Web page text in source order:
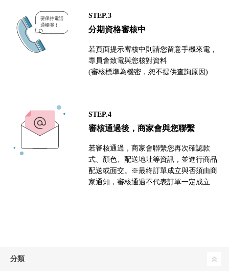
STEP.3
分期資格審核中
若頁面提示審核中則請您留意手機來電，
專員會致電與您核對資料
(審核標準為機密，恕不提供查詢原因)
STEP.4
審核通過後，商家會與您聯繫
若審核通過，商家會聯繫您再次確認款
式、顏色、配送地址等資訊，並進行商品
配送或面交。※最終訂單成立與否須由商
家通知，審核通過不代表訂單一定成立
分類